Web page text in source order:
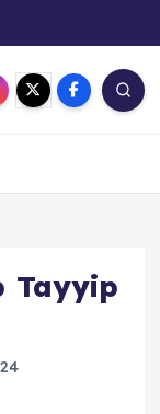
Tayyip